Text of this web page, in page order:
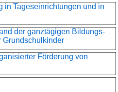
in Tageseinrichtungen und in
der ganztägigen Bildungs-
Grundschulkinder
Förderung von